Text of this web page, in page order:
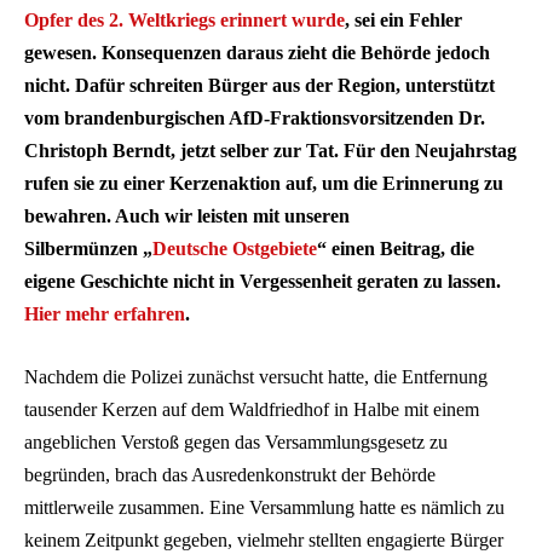
Opfer des 2. Weltkriegs erinnert wurde, sei ein Fehler
gewesen. Konsequenzen daraus zieht die Behörde jedoch
nicht. Dafür schreiten Bürger aus der Region, unterstützt
vom brandenburgischen AfD-Fraktionsvorsitzenden Dr.
Christoph Berndt, jetzt selber zur Tat. Für den Neujahrstag
rufen sie zu einer Kerzenaktion auf, um die Erinnerung zu
bewahren. Auch wir leisten mit unseren
Silbermünzen „Deutsche Ostgebiete“ einen Beitrag, die
eigene Geschichte nicht in Vergessenheit geraten zu lassen.
Hier mehr erfahren.
Nachdem die Polizei zunächst versucht hatte, die Entfernung
tausender Kerzen auf dem Waldfriedhof in Halbe mit einem
angeblichen Verstoß gegen das Versammlungsgesetz zu
begründen, brach das Ausredenkonstrukt der Behörde
mittlerweile zusammen. Eine Versammlung hatte es nämlich zu
keinem Zeitpunkt gegeben, vielmehr stellten engagierte Bürger